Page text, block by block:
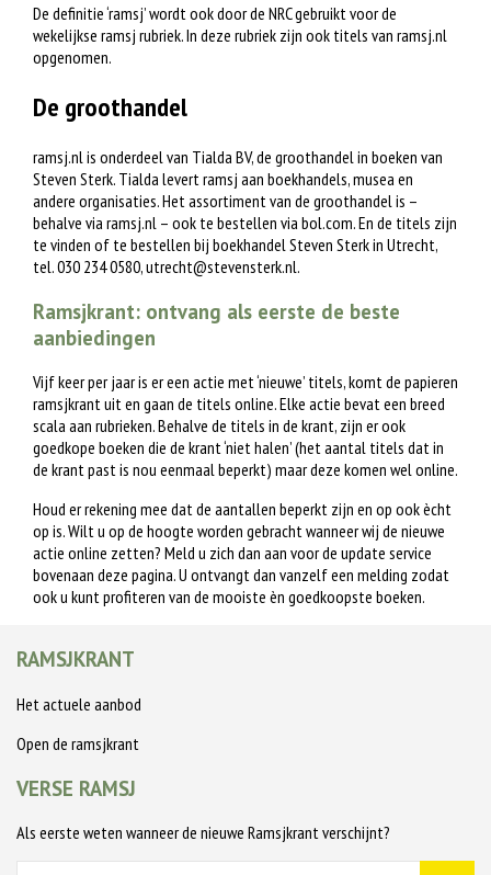
De definitie ‘ramsj’ wordt ook door de NRC gebruikt voor de
wekelijkse ramsj rubriek. In deze rubriek zijn ook titels van ramsj.nl
opgenomen.
De groothandel
ramsj.nl is onderdeel van Tialda BV, de groothandel in boeken van
Steven Sterk. Tialda levert ramsj aan boekhandels, musea en
andere organisaties. Het assortiment van de groothandel is –
behalve via ramsj.nl – ook te bestellen via bol.com. En de titels zijn
te vinden of te bestellen bij boekhandel Steven Sterk in Utrecht,
tel. 030 234 0580,utrecht@stevensterk.nl.
Ramsjkrant: ontvang als eerste de beste
aanbiedingen
Vijf keer per jaar is er een actie met ‘nieuwe’ titels, komt de papieren
ramsjkrant uit en gaan de titels online. Elke actie bevat een breed
scala aan rubrieken. Behalve de titels in de krant, zijn er ook
goedkope boeken die de krant ‘niet halen’ (het aantal titels dat in
de krant past is nou eenmaal beperkt) maar deze komen wel online.
Houd er rekening mee dat de aantallen beperkt zijn en op ook ècht
op is. Wilt u op de hoogte worden gebracht wanneer wij de nieuwe
actie online zetten? Meld u zich dan aan voor de update service
bovenaan deze pagina. U ontvangt dan vanzelf een melding zodat
ook u kunt profiteren van de mooiste èn goedkoopste boeken.
RAMSJKRANT
Het actuele aanbod
Open de ramsjkrant
VERSE RAMSJ
Als eerste weten wanneer de nieuwe Ramsjkrant verschijnt?